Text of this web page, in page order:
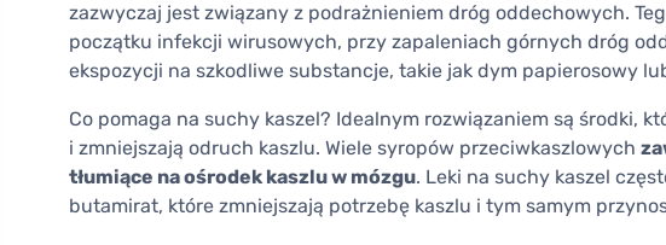
zazwyczaj jest związany z podrażnieniem dróg oddechowych.
początku infekcji wirusowych, przy zapaleniach górnych dróg
ekspozycji na szkodliwe substancje, takie jak dym papierosowy
Co pomaga na suchy kaszel? Idealnym rozwiązaniem są środki,
i zmniejszają odruch kaszlu. Wiele syropów przeciwkaszlowych
tłumiące na ośrodek kaszlu w mózgu. Leki na suchy kaszel
butamirat, które zmniejszają potrzebę kaszlu i tym samym